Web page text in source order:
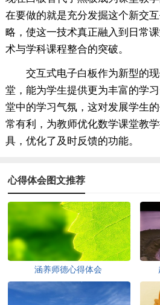
在要做的就是充分发掘这个新交
略，使这一技术真正融入到日常
术与学科课程整合的突破。
交互式电子白板作为新型的
堂，能为学生提供更为丰富的学
堂中的学习气氛，这对发展学生
常有利，为教师优化数学课堂教
具，优化了及时反馈的功能。
心得体会图文推荐
涵养师德心得体会